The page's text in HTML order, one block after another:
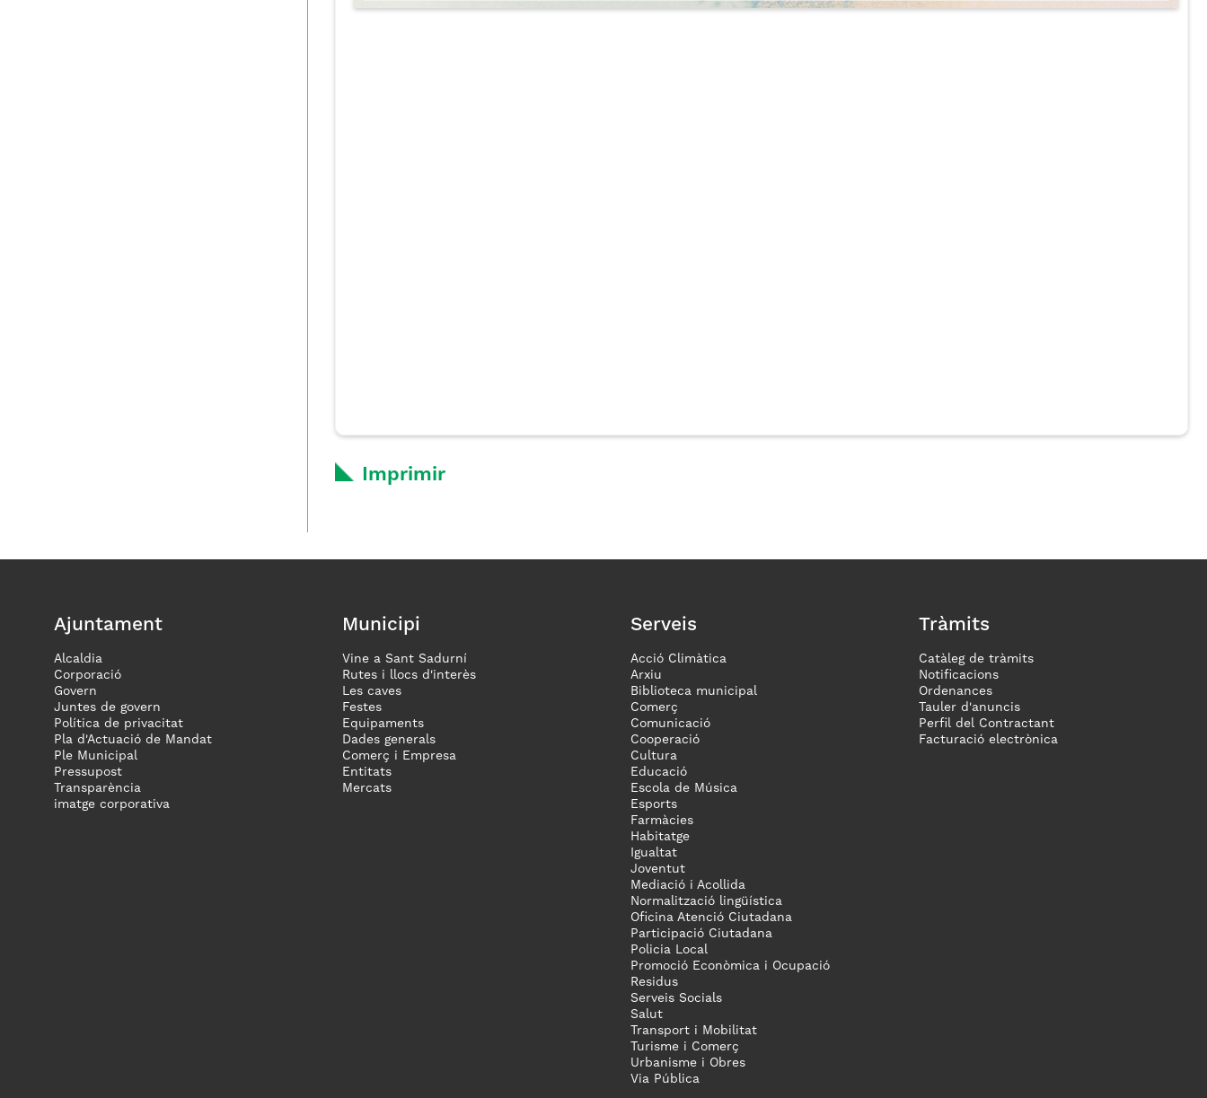
Imprimir
Ajuntament
Alcaldia
Corporació
Govern
Juntes de govern
Política de privacitat
Pla d'Actuació de Mandat
Ple Municipal
Pressupost
Transparència
imatge corporativa
Municipi
Vine a Sant Sadurní
Rutes i llocs d'interès
Les caves
Festes
Equipaments
Dades generals
Comerç i Empresa
Entitats
Mercats
Serveis
Acció Climàtica
Arxiu
Biblioteca municipal
Comerç
Comunicació
Cooperació
Cultura
Educació
Escola de Música
Esports
Farmàcies
Habitatge
Igualtat
Joventut
Mediació i Acollida
Normalització lingüística
Oficina Atenció Ciutadana
Participació Ciutadana
Policia Local
Promoció Econòmica i Ocupació
Residus
Serveis Socials
Salut
Transport i Mobilitat
Turisme i Comerç
Urbanisme i Obres
Via Pública
Tràmits
Catàleg de tràmits
Notificacions
Ordenances
Tauler d'anuncis
Perfil del Contractant
Facturació electrònica